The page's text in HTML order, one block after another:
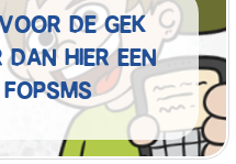
de gek
hier een